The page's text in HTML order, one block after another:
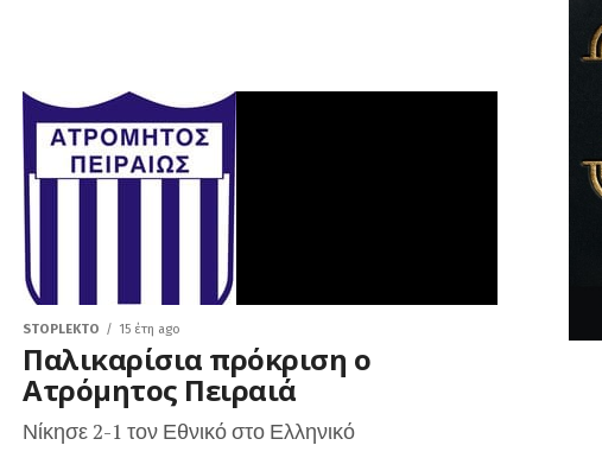
STOPLEKTO 15 έτη ago
Παλικαρίσια πρόκριση ο
Ατρόμητος Πειραιά
Νίκησε 2-1 τον Εθνικό στο Ελληνικό